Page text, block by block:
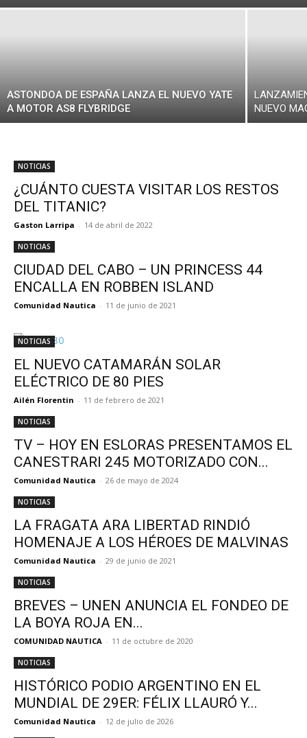
ASTONDOA DE ESPAÑA LANZA EL NUEVO YATE
A MOTOR AS8 FLYBRIDGE
NUEVO
NOTICIAS
¿CUÁNTO CUESTA VISITAR LOS RESTOS
DEL TITANIC?
Gaston Larripa - 14 de abril de 2022
NOTICIAS
CIUDAD DEL CABO – UN PRINCESS 44
ENCALLA EN ROBBEN ISLAND
Comunidad Nautica - 11 de junio de 2021
NOTICIAS
EL NUEVO CATAMARÁN SOLAR
ELÉCTRICO DE 80 PIES
Ailén Florentin - 11 de febrero de 2021
NOTICIAS
TV – HOY EN ESLORAS PRESENTAMOS EL
CANESTRARI 245 MOTORIZADO CON...
Comunidad Nautica - 26 de mayo de 2024
NOTICIAS
LA FRAGATA ARA LIBERTAD RINDIÓ
HOMENAJE A LOS HÉROES DE MALVINAS
Comunidad Nautica - 29 de junio de 2021
NOTICIAS
BREVES – UNEN ANUNCIA EL FONDEO DE
LA BOYA ROJA EN...
COMUNIDAD NAUTICA - 11 de octubre de 2020
NOTICIAS
HISTÓRICO PODIO ARGENTINO EN EL
MUNDIAL DE 29ER: FÉLIX LLAURÓ Y...
Comunidad Nautica - 12 de julio de 2026